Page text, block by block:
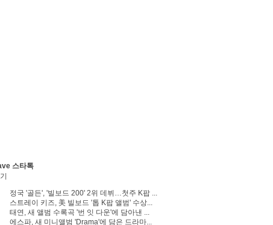
스타톡
정국 '골든', '빌보드 200' 2위 데뷔…첫주 K팝 ...
스트레이 키즈, 美 빌보드 '톱 K팝 앨범' 수상...
태연, 새 앨범 수록곡 '번 잇 다운'에 담아낸 ...
에스파, 새 미니앨범 'Drama'에 담은 드라마...